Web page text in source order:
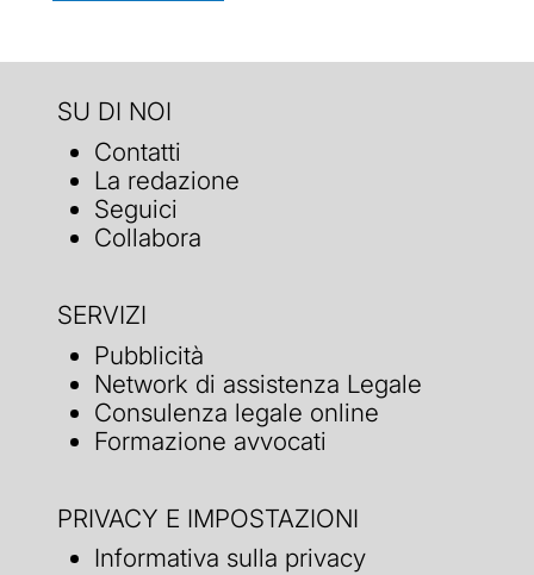
SU DI NOI
Contatti
La redazione
Seguici
Collabora
SERVIZI
Pubblicità
Network di assistenza Legale
Consulenza legale online
Formazione avvocati
PRIVACY E IMPOSTAZIONI
Informativa sulla privacy